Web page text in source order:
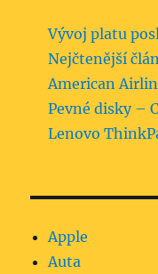
Vývoj platu
Nejčtenější
American
Pevné disky –
Lenovo
Apple
Auta